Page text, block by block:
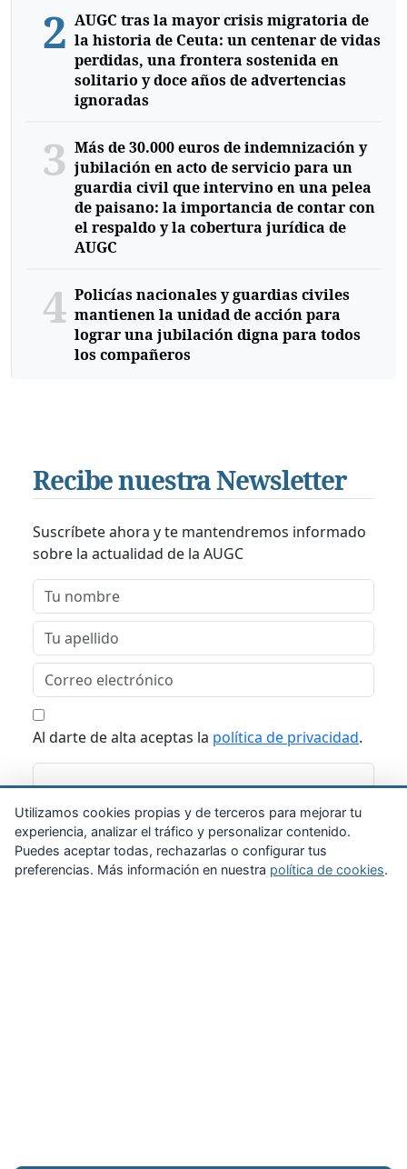
2 AUGC tras la mayor crisis migratoria de
la historia de Ceuta: un centenar de vidas
perdidas, una frontera sostenida en
solitario y doce años de advertencias
ignoradas
3 Más de 30.000 euros de indemnización y
jubilación en acto de servicio para un
guardia civil que intervino en una pelea
de paisano: la importancia de contar con
el respaldo y la cobertura jurídica de
AUGC
4 Policías nacionales y guardias civiles
mantienen la unidad de acción para
lograr una jubilación digna para todos
los compañeros
Recibe nuestra Newsletter
Suscríbete ahora y te mantendremos informado
sobre la actualidad de la AUGC
Al darte de alta aceptas la política de privacidad.
Suscribirme
Utilizamos cookies propias y de terceros para mejorar tu
experiencia, analizar el tráfico y personalizar contenido.
Puedes aceptar todas, rechazarlas o configurar tus
preferencias. Más información en nuestra política de cookies.